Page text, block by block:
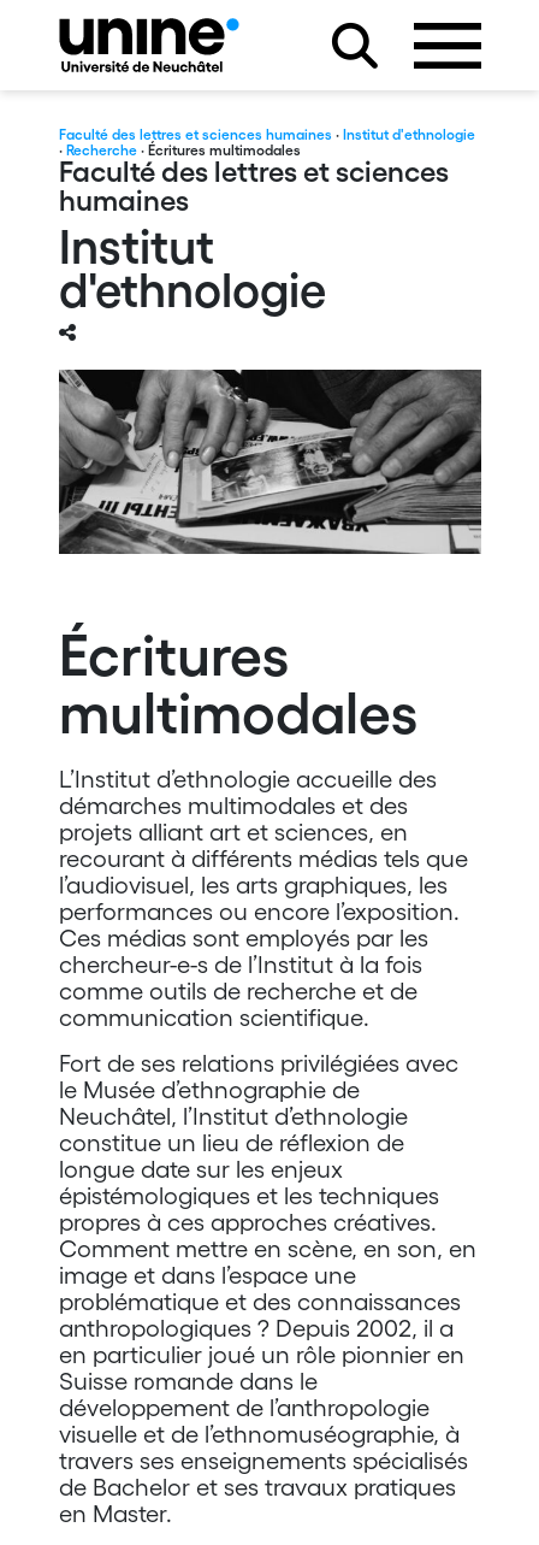
Faculté des lettres et sciences humaines · Institut d'ethnologie
· Recherche· Écritures multimodales
Faculté des lettres et sciences
humaines
Institut
d'ethnologie
Écritures
multimodales
L’Institut d’ethnologie accueille des
démarches multimodales et des
projets alliant art et sciences, en
recourant à différents médias tels que
l’audiovisuel, les arts graphiques, les
performances ou encore l’exposition.
Ces médias sont employés par les
chercheur-e-s de l’Institut à la fois
comme outils de recherche et de
communication scientifique.
Fort de ses relations privilégiées avec
le Musée d’ethnographie de
Neuchâtel, l’Institut d’ethnologie
constitue un lieu de réflexion de
longue date sur les enjeux
épistémologiques et les techniques
propres à ces approches créatives.
Comment mettre en scène, en son, en
image et dans l’espace une
problématique et des connaissances
anthropologiques ? Depuis 2002, il a
en particulier joué un rôle pionnier en
Suisse romande dans le
développement de l’anthropologie
visuelle et de l’ethnomuséographie, à
travers ses enseignements spécialisés
de Bachelor et ses travaux pratiques
en Master.